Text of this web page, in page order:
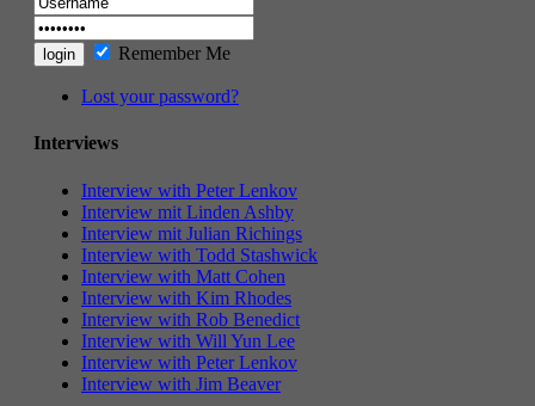
Remember Me
Lost your password?
Interviews
Interview with Peter Lenkov
Interview mit Linden Ashby
Interview mit Julian Richings
Interview with Todd Stashwick
Interview with Matt Cohen
Interview with Kim Rhodes
Interview with Rob Benedict
Interview with Will Yun Lee
Interview with Peter Lenkov
Interview with Jim Beaver